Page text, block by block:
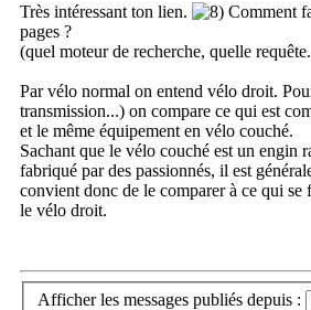
Très intéressant ton lien.
Comment
pages ?
(quel moteur de recherche, quelle
Par vélo normal on entend vélo droit.
transmission...) on compare ce qui est
et le même équipement en vélo couché.
Sachant que le vélo couché est un engin
fabriqué par des passionnés, il est
convient donc de le comparer à ce qui se
le vélo droit.
Afficher les messages publiés depuis :